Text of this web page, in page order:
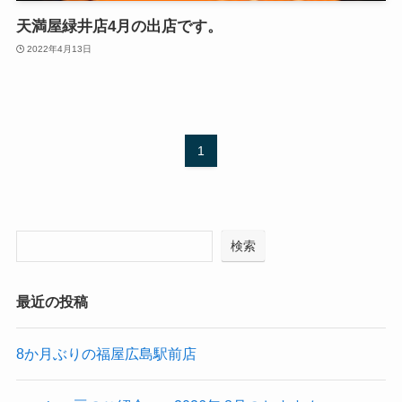
天満屋緑井店4月の出店です。
2022年4月13日
1
検索
最近の投稿
8か月ぶりの福屋広島駅前店